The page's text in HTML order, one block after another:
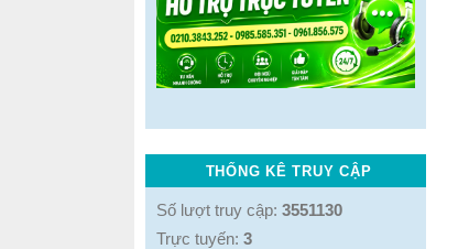
THỐNG KÊ TRUY CẬP
Số lượt truy cập: 3551130
Trực tuyến: 3